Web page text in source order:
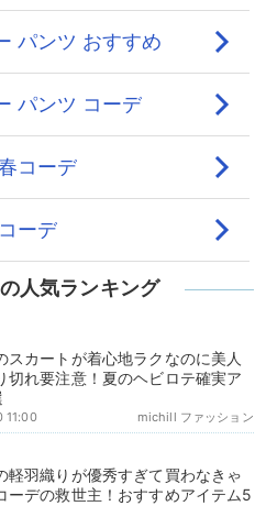
人気ランキング
スカートが着心地ラクなのに美人
切れ要注意！夏のヘビロテ確実ア
michill ファッション
軽羽織りが優秀すぎて買わなきゃ
デの救世主！おすすめアイテム5